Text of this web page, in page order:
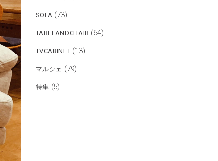
SOFA (73)
TABLEANDCHAIR (64)
TVCABINET (13)
マルシェ (79)
特集 (5)